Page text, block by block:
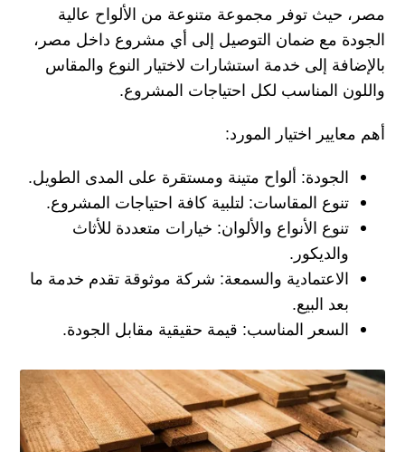
مصر، حيث توفر مجموعة متنوعة من الألواح عالية
الجودة مع ضمان التوصيل إلى أي مشروع داخل مصر،
بالإضافة إلى خدمة استشارات لاختيار النوع والمقاس
واللون المناسب لكل احتياجات المشروع.
أهم معايير اختيار المورد:
الجودة: ألواح متينة ومستقرة على المدى الطويل.
تنوع المقاسات: لتلبية كافة احتياجات المشروع.
تنوع الأنواع والألوان: خيارات متعددة للأثاث
والديكور.
الاعتمادية والسمعة: شركة موثوقة تقدم خدمة ما
بعد البيع.
السعر المناسب: قيمة حقيقية مقابل الجودة.